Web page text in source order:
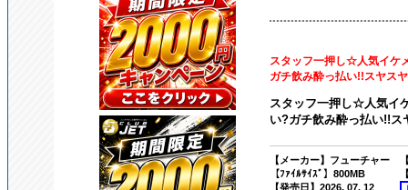
スタッフ一押し☆人気イケ
ガチ飲み酔っ払い!!スヤス
スタッフ一押し☆人気イ
い?ガチ飲み酔っ払い!!ス
【メーカー】フューチャー
【ﾌｧｲﾙｻｲｽﾞ】800MB
【発売日】2026. 07. 12